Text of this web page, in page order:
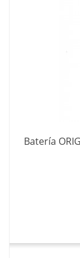
Batería